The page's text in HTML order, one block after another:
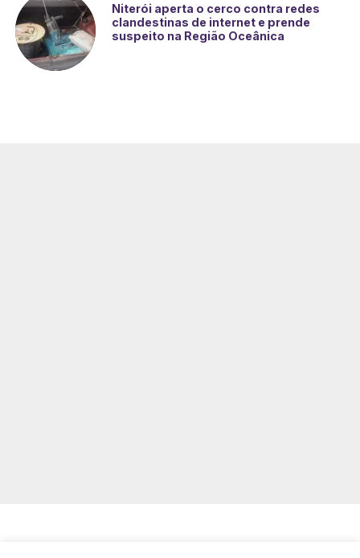
Niterói aperta o cerco contra redes
clandestinas de internet e prende
suspeito na Região Oceânica